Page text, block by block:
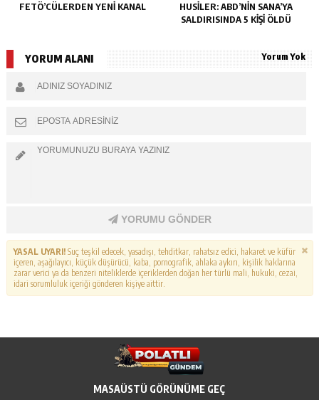
FETÖ’CÜLERDEN YENI KANAL
HUSILER: ABD’NIN SANA’YA
SALDIRISINDA 5 KIŞI ÖLDÜ
YORUM ALANI Yorum Yok
YORUMU GÖNDER
YASAL UYARI!Suç teşkil edecek, yasadışı, tehditkar, rahatsız edici, hakaret ve küfür
içeren, aşağılayıcı, küçük düşürücü, kaba, pornografik, ahlaka aykırı, kişilik haklarına
zarar verici ya da benzeri niteliklerde içeriklerden doğan her türlü mali, hukuki, cezai,
idari sorumluluk içeriği gönderen kişiye aittir.
MASAÜSTÜ GÖRÜNÜME GEÇ